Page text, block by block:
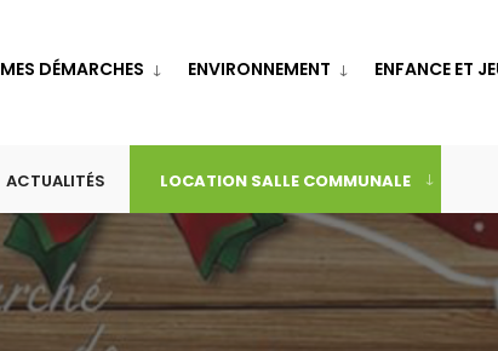
MES DÉMARCHES ENVIRONNEMENT ENFANCE ET
ACTUALITÉS LOCATION SALLE COMMUNALE